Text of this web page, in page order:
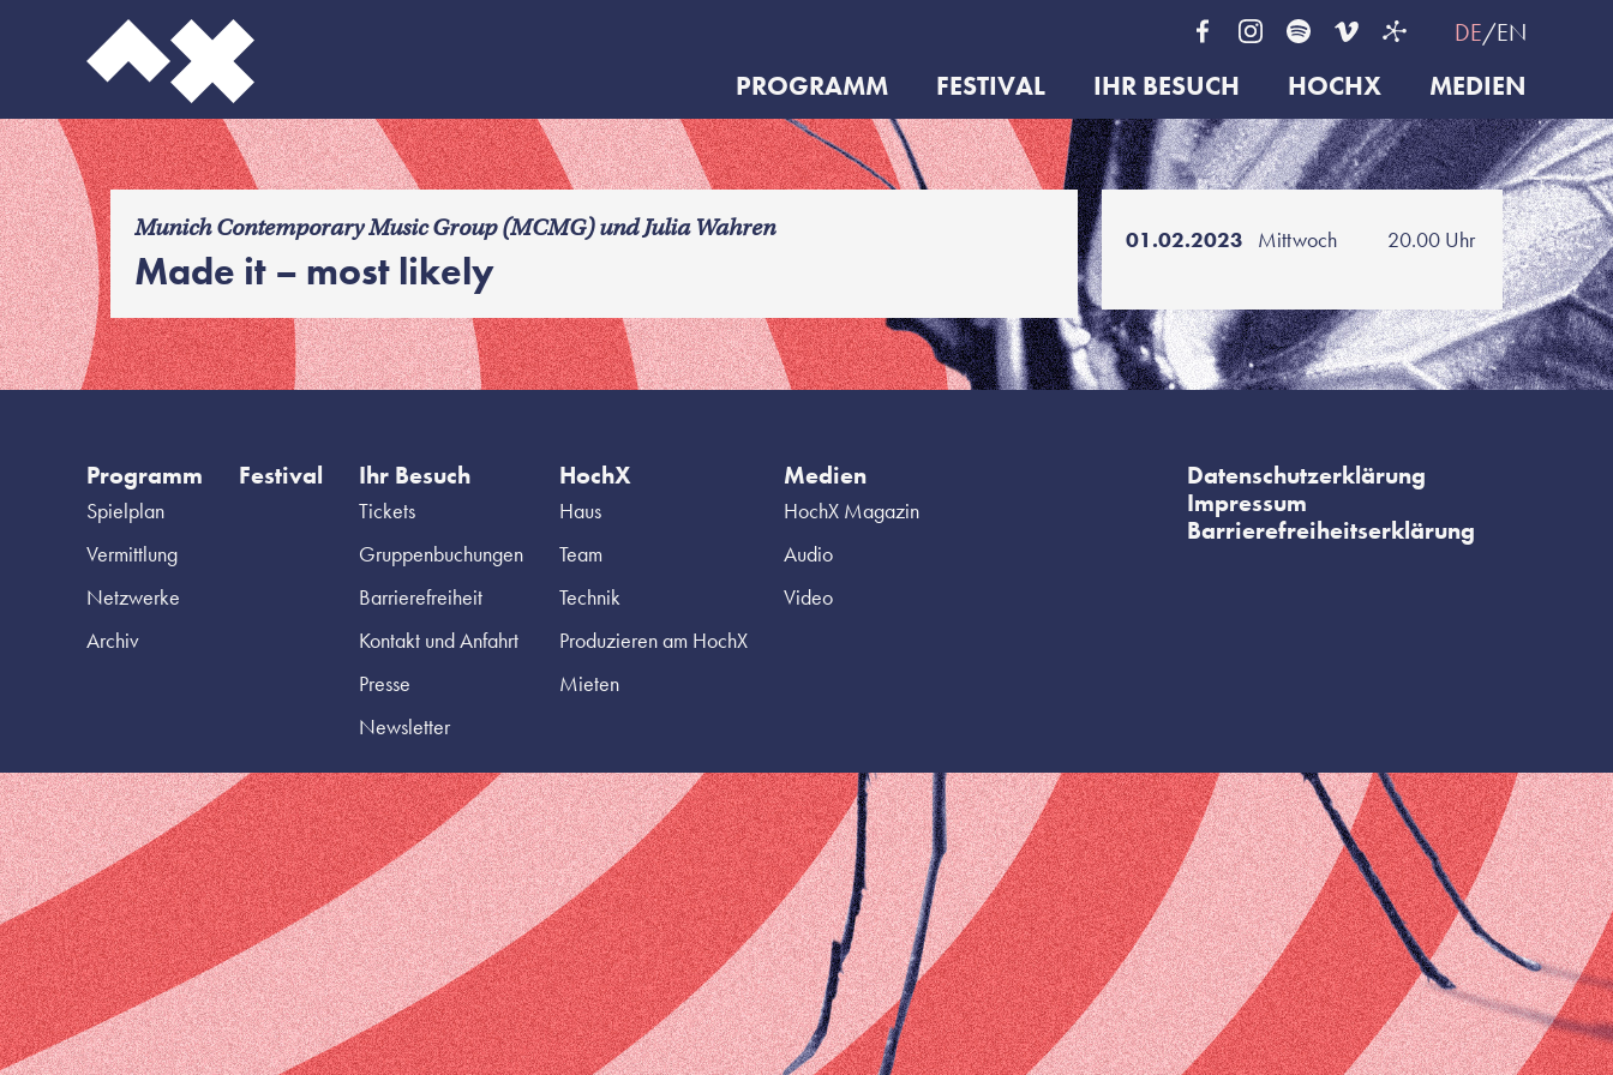
DE EN
PROGRAMM FESTIVAL IHR BESUCH HOCHX MEDIEN
f
Munich Contemporary Music Group (MCMG) und Julia Wahren
Made it – most likely
01.02.2023 Mittwoch 20.00 Uhr
Programm
Spielplan
Vermittlung
Netzwerke
Archiv
Festival Ihr Besuch
Tickets
Gruppenbuchungen
Barrierefreiheit
Kontakt und Anfahrt
Presse
Newsletter
HochX
Haus
Team
Technik
Produzieren am HochX
Mieten
Medien
HochX Magazin
Audio
Video
Datenschutzerklärung
Impressum
Barrierefreiheitserklärung